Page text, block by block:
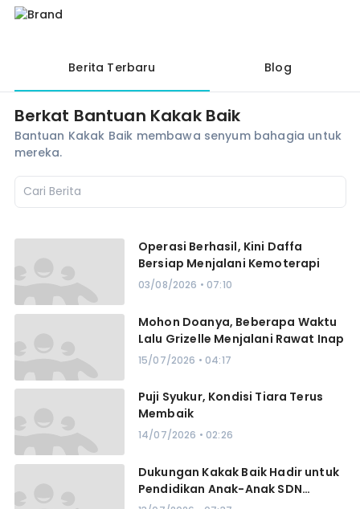
Berita Terbaru Blog
Berkat Bantuan Kakak Baik
Bantuan Kakak Baik membawa senyum bahagia untuk
mereka.
Operasi Berhasil, Kini Daffa
Bersiap Menjalani Kemoterapi
03/08/2026 • 07:10
Mohon Doanya, Beberapa Waktu
Lalu Grizelle Menjalani Rawat Inap
15/07/2026 • 04:17
Puji Syukur, Kondisi Tiara Terus
Membaik
14/07/2026 • 02:26
Dukungan Kakak Baik Hadir untuk
Pendidikan Anak-Anak SDN
Lamrabo